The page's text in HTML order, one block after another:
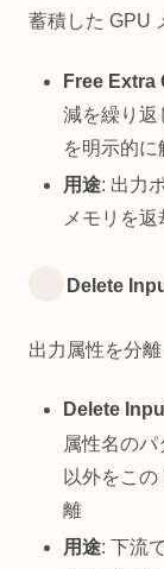
蓄積した GPU
Free Extra
減を繰り返
を明示的に
用途: 出力
メモリを
Delete
出力属性を分
Delete
属性名のパ
以外をこ
離
用途: 下流